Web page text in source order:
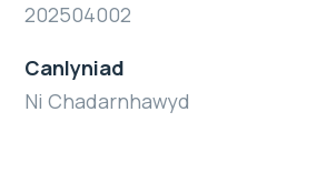
202504002
Canlyniad
Ni Chadarnhawyd